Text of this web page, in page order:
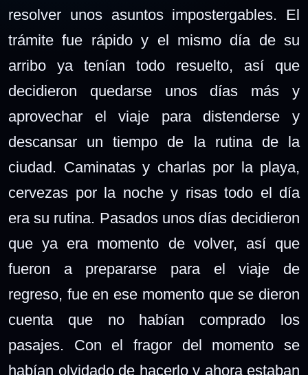
resolver unos asuntos impostergables. El
trámite fue rápido y el mismo día de su
arribo ya tenían todo resuelto, así que
decidieron quedarse unos días más y
aprovechar el viaje para distenderse y
descansar un tiempo de la rutina de la
ciudad. Caminatas y charlas por la playa,
cervezas por la noche y risas todo el día
era su rutina. Pasados unos días decidieron
que ya era momento de volver, así que
fueron a prepararse para el viaje de
regreso, fue en ese momento que se dieron
cuenta que no habían comprado los
pasajes. Con el fragor del momento se
habían olvidado de hacerlo y ahora estaban